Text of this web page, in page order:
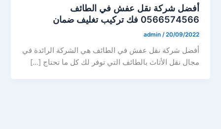
أفضل شركة نقل عفش في الطائف
0566574566 فك تركيب تغليف ضمان
admin /20/09/2022
أفضل شركة نقل عفش في الطائف هي الشركة الرائدة في
مجال نقل الأثاث بالطائف التي توفر لك كل ما تحتاج […]